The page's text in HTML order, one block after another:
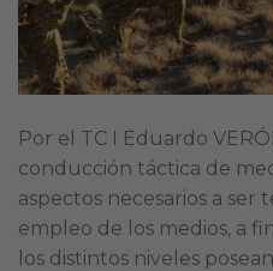
Por el TC I Eduardo
conducción táctica de
aspectos necesarios a ser
empleo de los medios, a
los distintos niveles